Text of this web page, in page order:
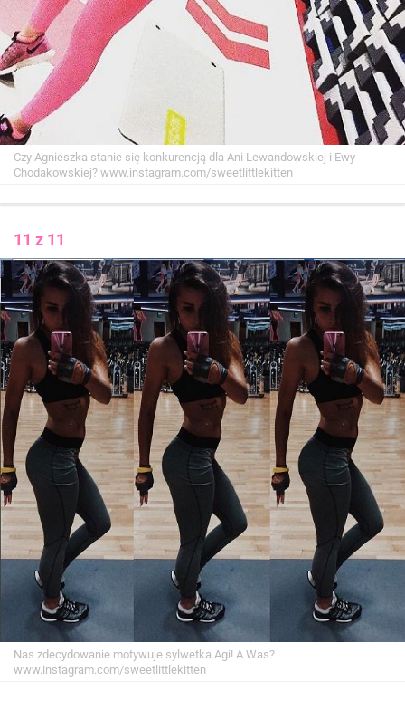
Czy Agnieszka stanie się konkurencją dla Ani Lewandowskiej i Ewy
Chodakowskiej? www.instagram.com/sweetlittlekitten
11 z 11
Nas zdecydowanie motywuje sylwetka Agi! A Was?
www.instagram.com/sweetlittlekitten